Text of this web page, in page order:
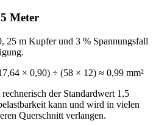
Meter
25 m Kupfer und 3 % Spannungsfall
× 0,90) ÷ (58 × 12) ≈ 0,99 mm²
der Standardwert 1,5
kann und wird in vielen
Querschnitt verlangen.